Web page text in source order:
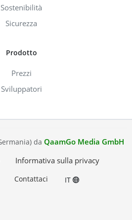
Sostenibilità
Sicurezza
Prodotto
Prezzi
Sviluppatori
da QaamGo Media GmbH
Informativa sulla privacy
Contattaci IT